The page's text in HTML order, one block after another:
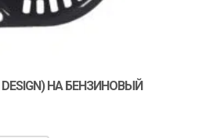
НА БЕНЗИНОВЫЙ